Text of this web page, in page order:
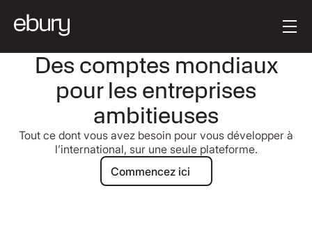
Des comptes mondiaux
pour les entreprises
ambitieuses
Tout ce dont vous avez besoin pour vous développer à
l’international, sur une seule plateforme.
Commencez ici
Commencez ici